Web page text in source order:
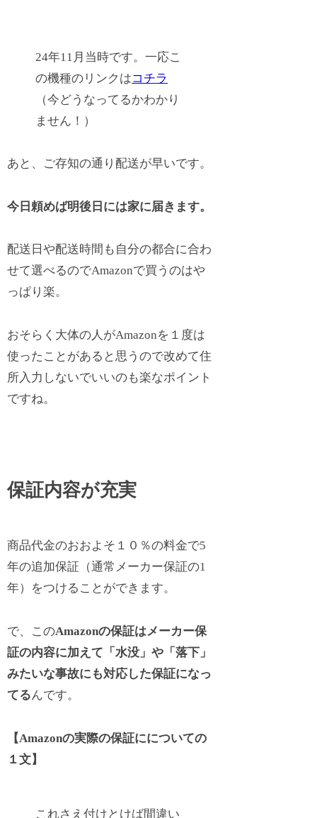
24年11月当時です。一応こ
の機種のリンクはコチラ
（今どうなってるかわかり
ません！）
あと、ご存知の通り配送が早いです。
今日頼めば明後日には家に届きます。
配送日や配送時間も自分の都合に合わ
せて選べるのでAmazonで買うのはや
っぱり楽。
おそらく大体の人がAmazonを１度は
使ったことがあると思うので改めて住
所入力しないでいいのも楽なポイント
ですね。
保証内容が充実
商品代金のおおよそ１０％の料金で5
年の追加保証（通常メーカー保証の1
年）をつけることができます。
で、このAmazonの保証はメーカー保
証の内容に加えて「水没」や「落下」
みたいな事故にも対応した保証になっ
てるんです。
【Amazonの実際の保証にについての
１文】
これさえ付けとけば間違い